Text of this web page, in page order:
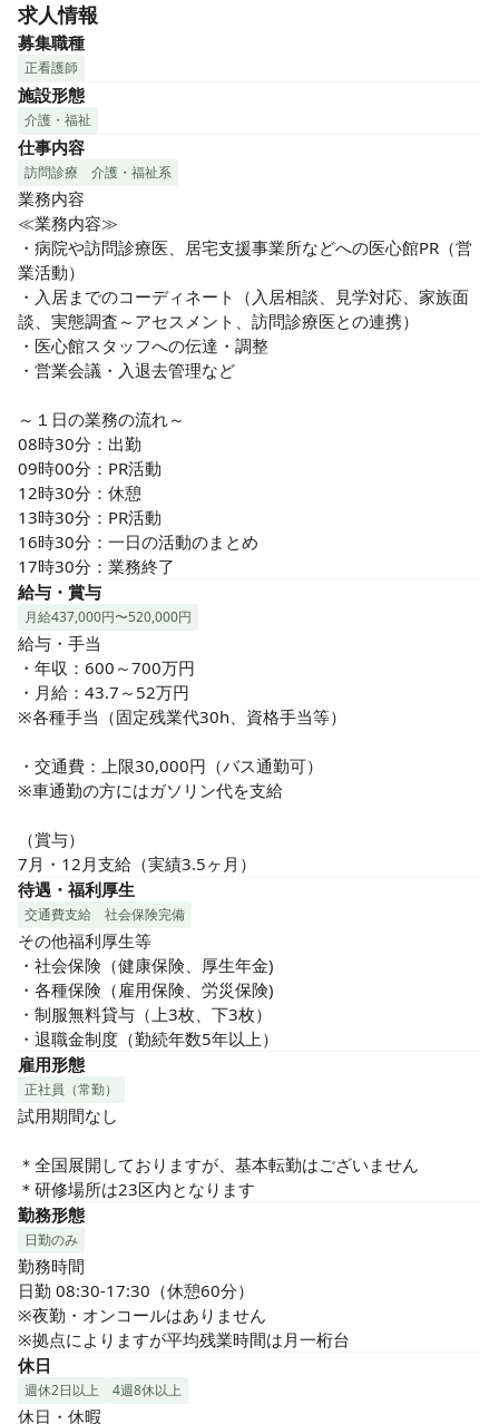
求人情報
募集職種
正看護師
施設形態
介護・福祉
仕事内容
訪問診療 介護・福祉系
業務内容
≪業務内容≫
・病院や訪問診療医、居宅支援事業所などへの医心館PR（営
業活動）
・入居までのコーディネート（入居相談、見学対応、家族面
談、実態調査～アセスメント、訪問診療医との連携）
・医心館スタッフへの伝達・調整
・営業会議・入退去管理など
～１日の業務の流れ～
08時30分：出勤
09時00分：PR活動
12時30分：休憩
13時30分：PR活動
16時30分：一日の活動のまとめ
17時30分：業務終了
給与・賞与
月給437,000円〜520,000円
給与・手当
・年収：600～700万円
・月給：43.7～52万円
※各種手当（固定残業代30h、資格手当等）
・交通費：上限30,000円（バス通勤可）
※車通勤の方にはガソリン代を支給
（賞与）
7月・12月支給（実績3.5ヶ月）
待遇・福利厚生
交通費支給 社会保険完備
その他福利厚生等
・社会保険（健康保険、厚生年金)
・各種保険（雇用保険、労災保険)
・制服無料貸与（上3枚、下3枚）
・退職金制度（勤続年数5年以上）
雇用形態
正社員（常勤）
試用期間なし
＊全国展開しておりますが、基本転勤はございません
＊研修場所は23区内となります
勤務形態
日勤のみ
勤務時間
日勤 08:30-17:30（休憩60分）
※夜勤・オンコールはありません
※拠点によりますが平均残業時間は月一桁台
休日
週休2日以上 4週8休以上
休日・休暇